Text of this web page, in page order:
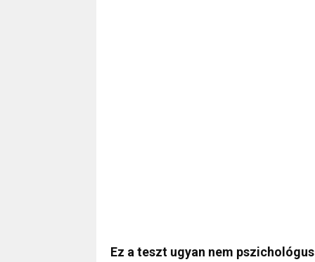
Ez a teszt ugyan nem